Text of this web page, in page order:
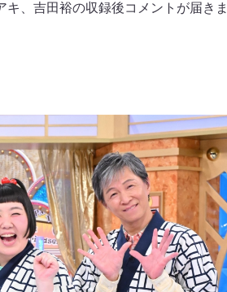
、吉田裕の収録後コメントが届きま